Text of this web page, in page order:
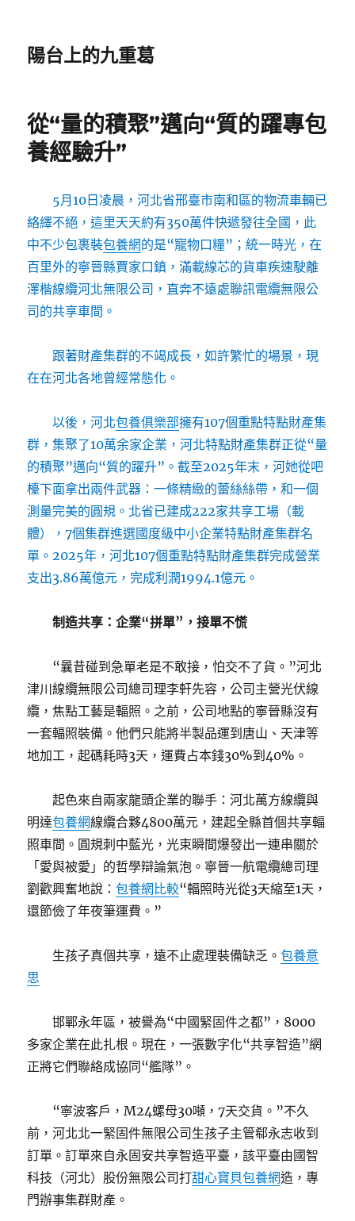
陽台上的九重葛
從“量的積聚”邁向“質的躍專包
養經驗升”
5月10日凌晨，河北省邢臺市南和區的物流車輛已
絡繹不絕，這里天天約有350萬件快遞發往全國，此
中不少包裹裝包養網的是“寵物口糧”；統一時光，在
百里外的寧晉縣賈家口鎮，滿載線芯的貨車疾速駛離
澤楷線纜河北無限公司，直奔不遠處聯訊電纜無限公
司的共享車間。
跟著財產集群的不竭成長，如許繁忙的場景，現
在在河北各地曾經常態化。
以後，河北包養俱樂部擁有107個重點特點財產集
群，集聚了10萬余家企業，河北特點財產集群正從“量
的積聚”邁向“質的躍升”。截至2025年末，河她從吧
檯下面拿出兩件武器：一條精緻的蕾絲絲帶，和一個
測量完美的圓規。北省已建成222家共享工場（載
體），7個集群進選國度級中小企業特點財產集群名
單。2025年，河北107個重點特點財產集群完成營業
支出3.86萬億元，完成利潤1994.1億元。
制造共享：企業“拼單”，接單不慌
“曩昔碰到急單老是不敢接，怕交不了貨。”河北
津川線纜無限公司總司理李軒先容，公司主營光伏線
纜，焦點工藝是輻照。之前，公司地點的寧晉縣沒有
一套輻照裝備。他們只能將半製品運到唐山、天津等
地加工，起碼耗時3天，運費占本錢30%到40%。
起色來自兩家龍頭企業的聯手：河北萬方線纜與
明達包養網線纜合夥4800萬元，建起全縣首個共享輻
照車間。圓規刺中藍光，光束瞬間爆發出一連串關於
「愛與被愛」的哲學辯論氣泡。寧晉一航電纜總司理
劉歡興奮地說：包養網比較“輻照時光從3天縮至1天，
還節儉了年夜筆運費。”
生孩子真個共享，遠不止處理裝備缺乏。包養意
思
邯鄲永年區，被譽為“中國緊固件之都”，8000
多家企業在此扎根。現在，一張數字化“共享智造”網
正將它們聯絡成協同“艦隊”。
“寧波客戶，M24螺母30噸，7天交貨。”不久
前，河北北一緊固件無限公司生孩子主管郗永志收到
訂單。訂單來自永固安共享智造平臺，該平臺由國智
科技（河北）股份無限公司打甜心寶貝包養網造，專
門辦事集群財產。